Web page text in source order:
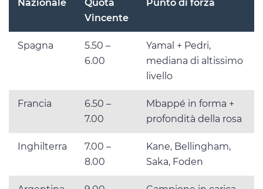
Nazionale
Quota
Vincente
Punto di forza
Spagna
5.50 –
6.00
Yamal + Pedri,
mediana di altissimo
livello
Francia
6.50 –
7.00
Mbappé in forma +
profondità della rosa
Inghilterra
7.00 –
8.00
Kane, Bellingham,
Saka, Foden